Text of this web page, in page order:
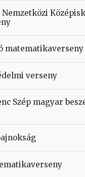
Nemzetközi
matematikaverseny
verseny
Szép magyar